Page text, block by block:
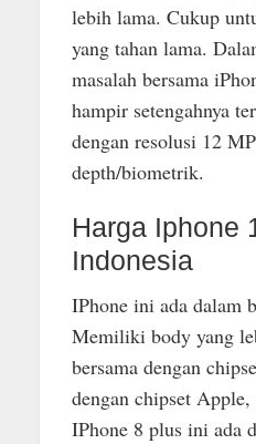
lebih lama. Cukup
yang tahan lama.
masalah bersama
hampir setengahnya
dengan resolusi 12
depth/biometrik.
Harga Iphone
Indonesia
IPhone ini ada dalam
Memiliki body yang
bersama dengan
dengan chipset
IPhone 8 plus ini ada